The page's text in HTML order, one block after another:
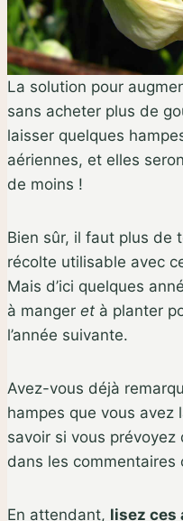
La solution pour
sans acheter plus de
laisser quelques
aériennes, et elles
de moins !
Bien sûr, il faut plus de
récolte utilisable avec
Mais d’ici quelques
à manger et à planter
l’année suivante.
Avez-vous déjà
hampes que vous avez
savoir si vous
dans les commentaires
En attendant, lisez ces